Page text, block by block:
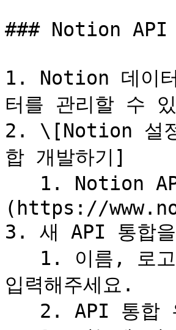
### Notion API
1. Notion 데이터
터를 관리할 수
2. \[Notion 설
합 개발하기]
(https://
3. 새 API 통합
입력해주세요.